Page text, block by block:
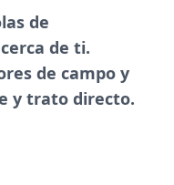
de
de ti.
de campo y
y trato directo.